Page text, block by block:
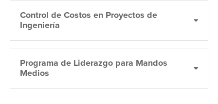
Control de Costos en Proyectos de
Ingeniería
Programa de Liderazgo para Mandos
Medios